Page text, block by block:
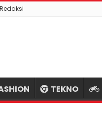
Redaksi
TEKNO